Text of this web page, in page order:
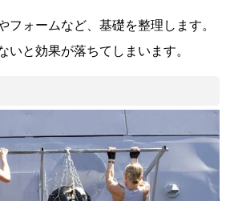
フォームなど、基礎を整理します。
いと効果が落ちてしまいます。